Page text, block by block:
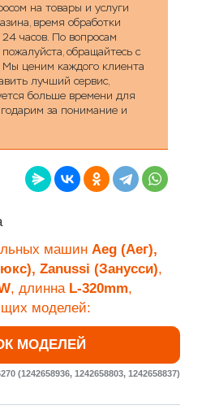
на товары и услуги
время обработки
часов. По вопросам
обращайтесь с
ценим каждого клиента
лучший сервис,
больше времени для
за понимание и
машин Aeg (Аег),
Zanussi (Занусси),
, длинна L-320mm,
моделей:
МОДЕЛЕЙ
(1242658936, 1242658803, 1242658837)